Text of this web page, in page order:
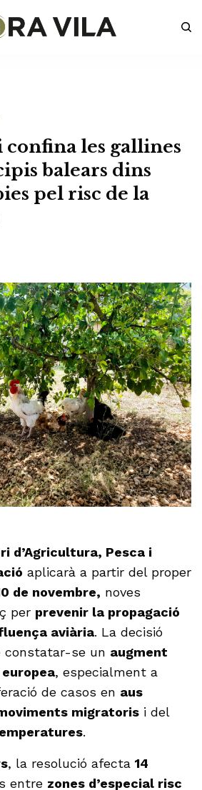
les gallines
balears dins
pel risc de la
d’Agricultura, Pesca i
aplicarà a partir del proper
de novembre, noves
per prevenir la propagació
aviària. La decisió
constatar-se un augment
, especialment a
de casos en aus
migratoris i del
.
, la resolució afecta14
entre zones d’especial risc